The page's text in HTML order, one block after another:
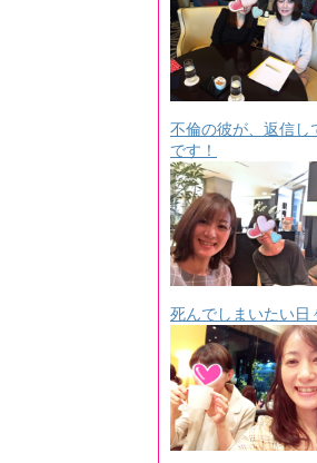
不倫の彼が、返信し
です！
死んでしまいたい日